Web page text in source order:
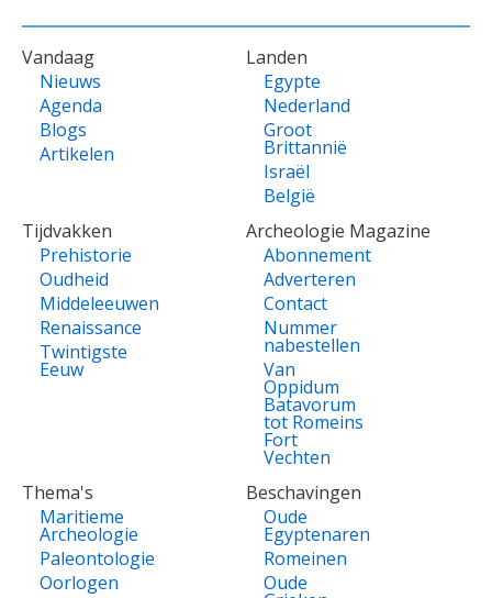
VOET
Vandaag
Nieuws
Agenda
Blogs
Artikelen
Landen
Egypte
Nederland
Groot
Brittannië
Israël
België
Tijdvakken
Prehistorie
Oudheid
Middeleeuwen
Renaissance
Twintigste
Eeuw
Archeologie Magazine
Abonnement
Adverteren
Contact
Nummer
nabestellen
Van
Oppidum
Batavorum
tot Romeins
Fort
Vechten
Thema's
Maritieme
Archeologie
Paleontologie
Oorlogen
Beschavingen
Oude
Egyptenaren
Romeinen
Oude